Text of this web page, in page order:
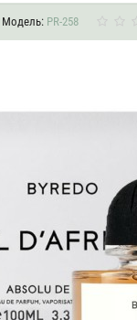
Модель: PR-258